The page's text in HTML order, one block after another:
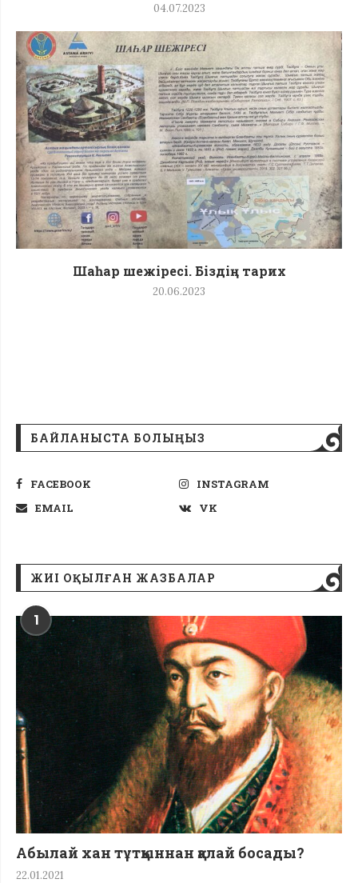
04.07.2023
Шаһар шежіресі. Біздің тарих
20.06.2023
БАЙЛАНЫСТА БОЛЫҢЫЗ
FACEBOOK
INSTAGRAM
EMAIL
VK
ЖИІ ОҚЫЛҒАН ЖАЗБАЛАР
1
Абылай хан тұтқыннан қалай босады?
22.01.2021